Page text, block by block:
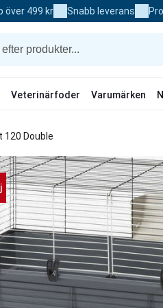
över 499 kr Snabb leverans
Veterinärfoder Varumärken
120 Double